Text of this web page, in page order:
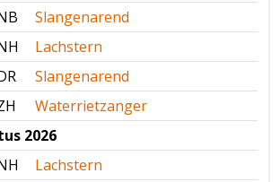
Slangenarend
Lachstern
Slangenarend
Waterrietzanger
2026
Lachstern